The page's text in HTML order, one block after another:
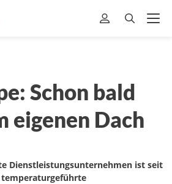
Schon bald
eigenen Dach
Dienstleistungsunternehmen ist seit
temperaturgeführte